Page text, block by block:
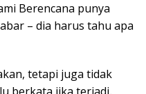
Berencana punya
– dia harus tahu apa
tetapi juga tidak